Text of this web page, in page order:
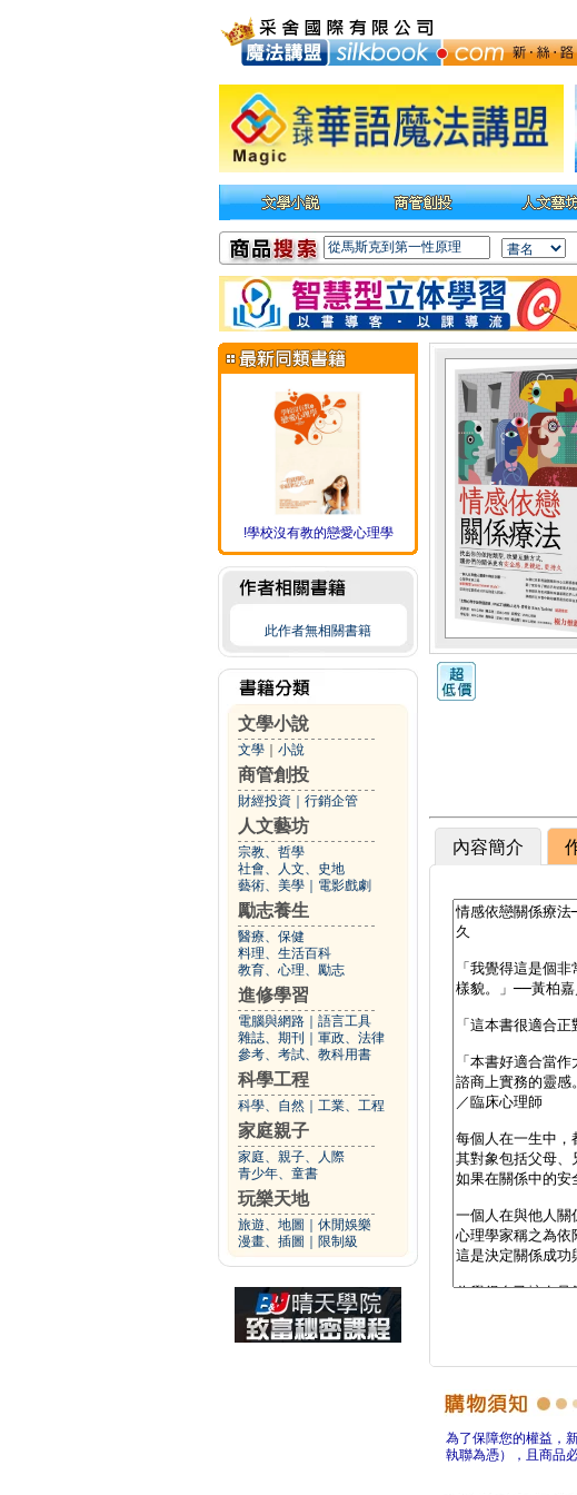
!學校沒有教的戀愛心理學
此作者無相關書籍
文學小說
文學 小說
商管創投
財經投資 行銷企管
人文藝坊
宗教、哲學
社會、人文、史地
藝術、美學
電影戲劇
勵志養生
醫療、保健
料理、生活百科
教育、心理、勵志
進修學習
電腦與網路
語言工具
雜誌、期刊
軍政、法律
參考、考試、教科用書
科學工程
科學、自然 工業、工程
家庭親子
家庭、親子、人際
青少年、童書
玩樂天地
旅遊、地圖
休閒娛樂
漫畫、插圖
限制級
內容簡介
為了保障您的權益，
執聯為憑），且商品